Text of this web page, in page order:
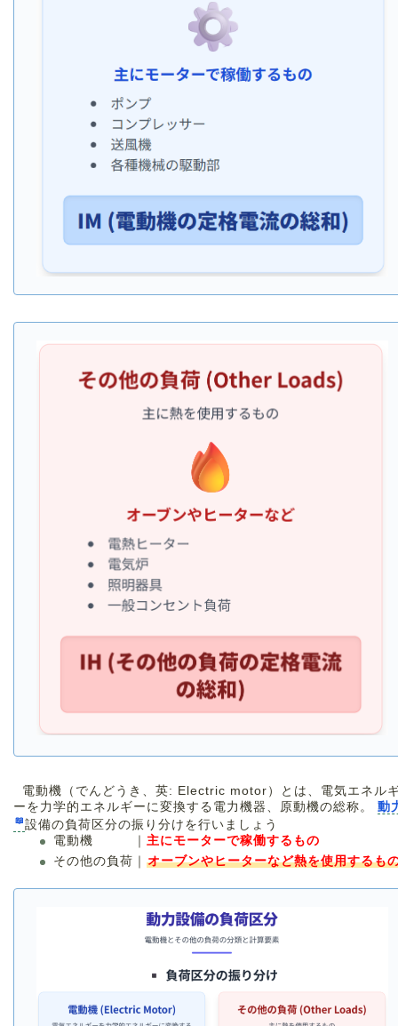
電動機（でんどうき、英: Electric motor）とは、電気エネル
ーを力学的エネルギーに変換する電力機器、原動機の総称。 動
設備の負荷区分の振り分けを行いましょう
電動機 ｜ 主にモーターで稼働するもの
その他の負荷｜ オーブンやヒーターなど熱を使用するも